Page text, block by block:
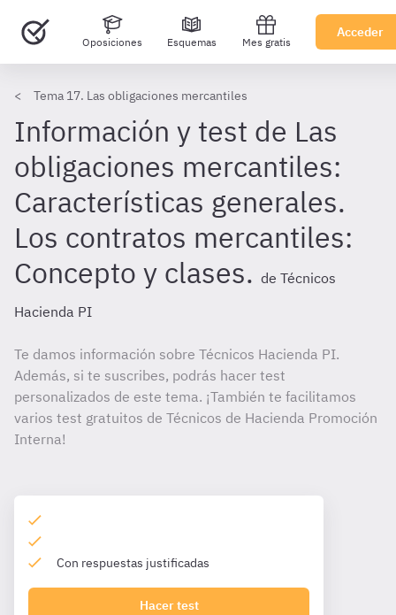
Oposiciones Esquemas Mes gratis
Acceder
Tema 17. Las obligaciones mercantiles
Información y test de Las
obligaciones mercantiles:
Características generales.
Los contratos mercantiles:
Concepto y clases. de Técnicos
Hacienda PI
Te damos información sobre Técnicos Hacienda PI.
Además, si te suscribes, podrás hacer test
personalizados de este tema. ¡También te facilitamos
varios test gratuitos de Técnicos de Hacienda Promoción
Interna!
Con respuestas justificadas
Hacer test